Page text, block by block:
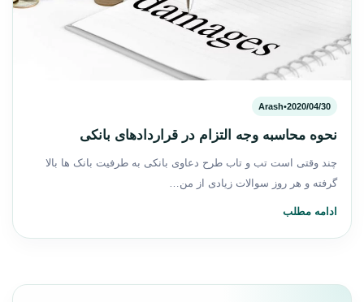
2020/04/30
•
Arash
نحوه محاسبه وجه التزام در قراردادهای بانکی
چند وقتی است تب و تاب طرح دعاوی بانکی به طرفیت بانک ها بالا
گرفته و هر روز سوالات زیادی از من…
ادامه مطلب